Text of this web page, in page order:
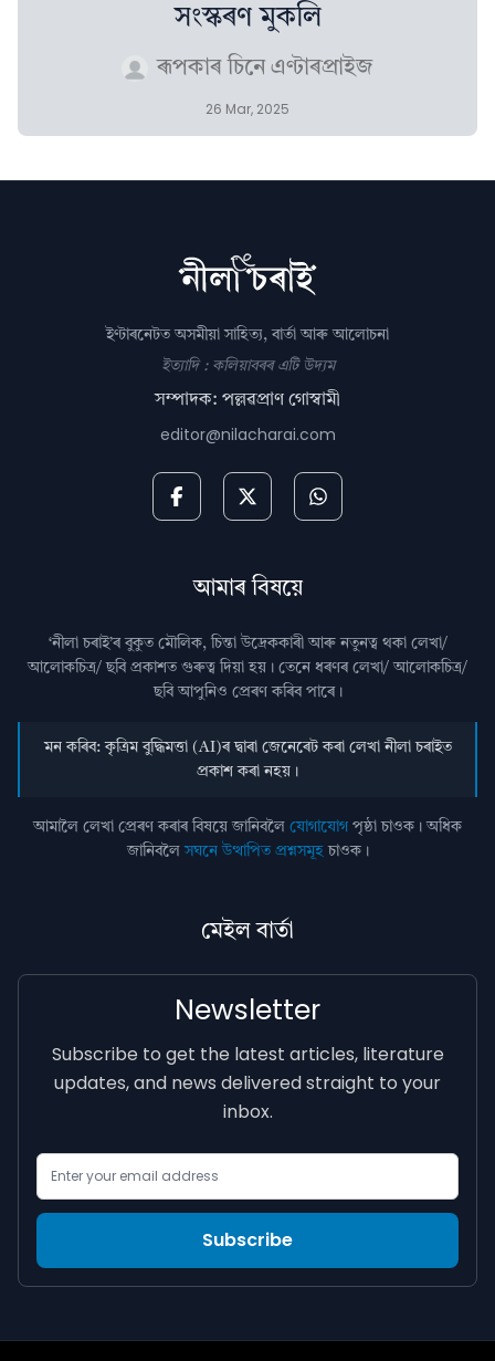
সংস্কৰণ মুকলি
ৰূপকাৰ চিনে এণ্টাৰপ্ৰাইজ
26 Mar, 2025
ইণ্টাৰনেটত অসমীয়া সাহিত্য, বাৰ্তা আৰু আলোচনা
ইত্যাদি : কলিয়াবৰৰ এটি উদ্যম
সম্পাদক: পল্লৱপ্ৰাণ গোস্বামী
editor@nilacharai.com
আমাৰ বিষয়ে
‘নীলা চৰাই’ৰ বুকুত মৌলিক, চিন্তা উদ্রেককাৰী আৰু নতুনত্ব থকা লেখা/
আলোকচিত্ৰ/ ছবি প্রকাশত গুৰুত্ব দিয়া হয়। তেনে ধৰণৰ লেখা/ আলোকচিত্ৰ/
ছবি আপুনিও প্রেৰণ কৰিব পাৰে।
মন কৰিব: কৃত্ৰিম বুদ্ধিমত্তা (AI)ৰ দ্বাৰা জেনেৰেট কৰা লেখা নীলা চৰাইত
প্ৰকাশ কৰা নহয়।
আমালৈ লেখা প্ৰেৰণ কৰাৰ বিষয়ে জানিবলৈ যোগাযোগ পৃষ্ঠা চাওক। অধিক
জানিবলৈসঘনে উত্থাপিত প্ৰশ্নসমূহচাওক।
মেইল বাৰ্তা
Newsletter
Subscribe to get the latest articles, literature
updates, and news delivered straight to your
inbox.
Subscribe